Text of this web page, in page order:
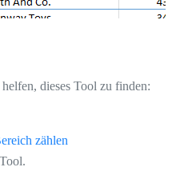
dieses Tool zu finden:
zählen